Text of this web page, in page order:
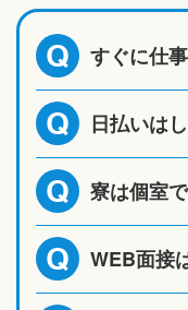
Q すぐに仕
Q 日払いは
Q 寮は個室
Q WEB面接